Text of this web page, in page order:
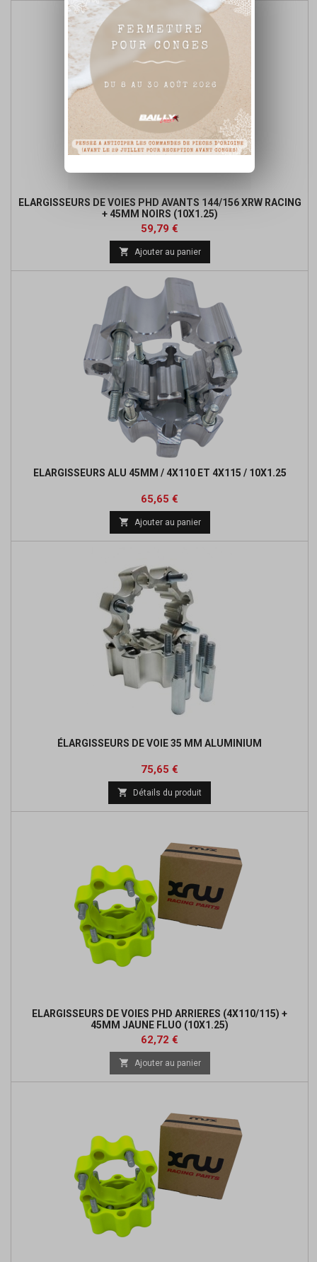
ELARGISSEURS DE VOIES PHD AVANTS 144/156 XRW RACING
+ 45MM NOIRS (10X1.25)
Prix
59,79 €
base
 Ajouter au panier
ELARGISSEURS ALU 45MM / 4X110 ET 4X115 / 10X1.25
Prix
65,65 €
 Ajouter au panier
ÉLARGISSEURS DE VOIE 35 MM ALUMINIUM
Prix
75,65 €
 Détails du produit
ELARGISSEURS DE VOIES PHD ARRIERES (4X110/115) +
45MM JAUNE FLUO (10X1.25)
Prix
62,72 €
base
 Ajouter au panier